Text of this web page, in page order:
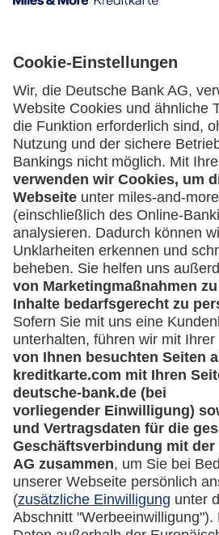
Welches Verfahren gilt für
Steuerausländer:innen?
Was kann ich tun, wenn
Umsatzanfrage
nicht veranlasst habe?
Sperren der Lufthansa Miles
Credit Card
Muss ich meine
Credit Card sofort
Kartenumsatz nicht
Ich möchte meine Karte
ich tun?
Bekomme ich nach
Kreditkarte automatisch
zugesandt?